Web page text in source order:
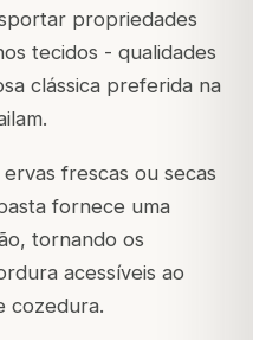
propriedades
tecidos - qualidades
clássica preferida na
ervas frescas ou secas
fornece uma
tornando os
acessíveis ao
cozedura.